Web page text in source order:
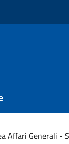
Affari Generali -